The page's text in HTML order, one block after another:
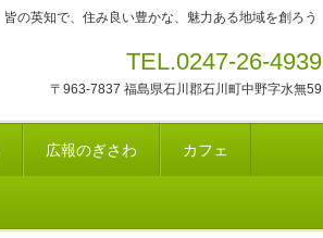
皆の英知で、住み良い豊かな、魅力ある地域を創ろう
TEL.0247-26-4939
〒963-7837 福島県石川郡石川町中野字水無59
広報のぎさわ カフェ